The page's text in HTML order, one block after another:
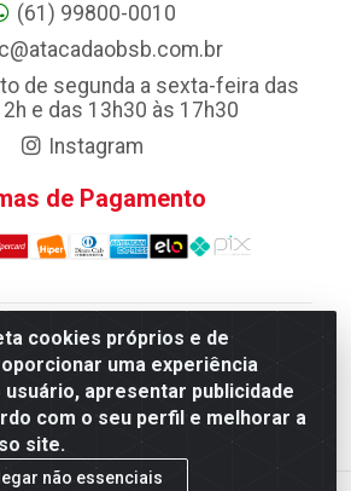
cookies próprios e de
uma experiência
apresentar publicidade
com o seu perfil e melhorar a
site.
não essenciais
(61) 99800-0010
de segunda a sexta-feira das
e das 13h30 às 17h30
Instagram
de Pagamento
F. Pereira Queiroz Comercio e
- Quadra Qi 10 Lotes 39 e, 41 - Setor
Brasília/DF - CEP 72.135-100 -
13.184.675/0001-80